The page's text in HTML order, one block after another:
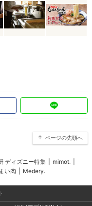
ページの先頭へ
ディズニー特集 mimot.
い肉 Medery.